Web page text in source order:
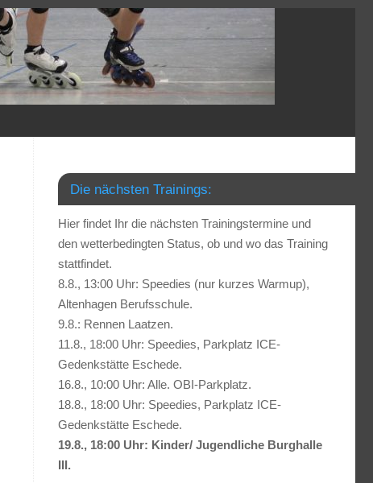
Die nächsten Trainings:
Hier findet Ihr die nächsten Trainingstermine und
den wetterbedingten Status, ob und wo das Training
stattfindet.
8.8., 13:00 Uhr: Speedies (nur kurzes Warmup),
Altenhagen Berufsschule.
9.8.: Rennen Laatzen.
11.8., 18:00 Uhr: Speedies, Parkplatz ICE-
Gedenkstätte Eschede.
16.8., 10:00 Uhr: Alle. OBI-Parkplatz.
18.8., 18:00 Uhr: Speedies, Parkplatz ICE-
Gedenkstätte Eschede.
19.8., 18:00 Uhr: Kinder/ Jugendliche Burghalle
III.